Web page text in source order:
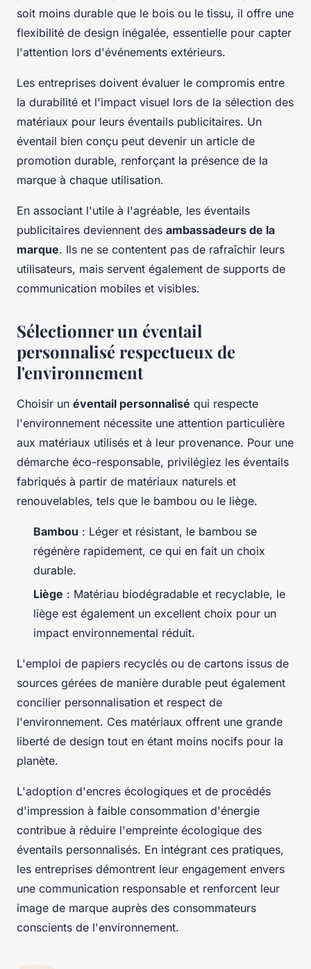
soit moins durable que le bois ou le tissu, il offre une
flexibilité de design inégalée, essentielle pour capter
l'attention lors d'événements extérieurs.
Les entreprises doivent évaluer le compromis entre
la durabilité et l'impact visuel lors de la sélection des
matériaux pour leurs éventails publicitaires. Un
éventail bien conçu peut devenir un article de
promotion durable, renforçant la présence de la
marque à chaque utilisation.
En associant l'utile à l'agréable, les éventails
publicitaires deviennent des ambassadeurs de la
marque. Ils ne se contentent pas de rafraîchir leurs
utilisateurs, mais servent également de supports de
communication mobiles et visibles.
Sélectionner un éventail
personnalisé respectueux de
l'environnement
Choisir un éventail personnalisé qui respecte
l'environnement nécessite une attention particulière
aux matériaux utilisés et à leur provenance. Pour une
démarche éco-responsable, privilégiez les éventails
fabriqués à partir de matériaux naturels et
renouvelables, tels que le bambou ou le liège.
Bambou : Léger et résistant, le bambou se
régénère rapidement, ce qui en fait un choix
durable.
Liège : Matériau biodégradable et recyclable, le
liège est également un excellent choix pour un
impact environnemental réduit.
L'emploi de papiers recyclés ou de cartons issus de
sources gérées de manière durable peut également
concilier personnalisation et respect de
l'environnement. Ces matériaux offrent une grande
liberté de design tout en étant moins nocifs pour la
planète.
L'adoption d'encres écologiques et de procédés
d'impression à faible consommation d'énergie
contribue à réduire l'empreinte écologique des
éventails personnalisés. En intégrant ces pratiques,
les entreprises démontrent leur engagement envers
une communication responsable et renforcent leur
image de marque auprès des consommateurs
conscients de l'environnement.